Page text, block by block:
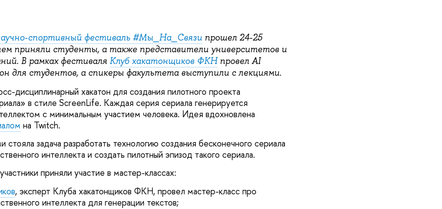
спортивный фестиваль #Мы_На_Связипрошел 24-25
приняли студенты, а также представители университетов и
В рамках фестиваля Клуб хакатонщиков ФКНпровел AI
для студентов, а спикеры факультета выступили с лекциями.
дисциплинарный хакатон для создания пилотного проекта
в стиле ScreenLife. Каждая серия сериала генерируется
с минимальным участием человека. Идея вдохновлена
на Twitch.
стояла задача разработать технологию создания бесконечного сериала
интеллекта и создать пилотный эпизод такого сериала.
приняли участие в мастер-классах:
, эксперт Клуба хакатонщиков ФКН, провел мастер-класс про
интеллекта для генерации текстов;